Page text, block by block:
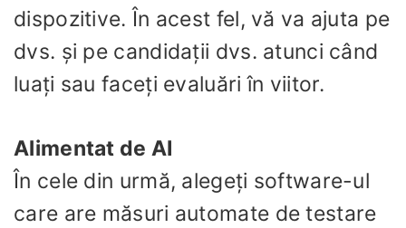
dispozitive. În acest fel, vă va ajuta pe
dvs. și pe candidații dvs. atunci când
luați sau faceți evaluări în viitor.
Alimentat de AI
În cele din urmă, alegeți software-ul
care are măsuri automate de testare